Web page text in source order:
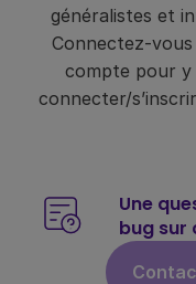
généralistes et
Connectez-
compte pour y
connecter/
Une
bug sur